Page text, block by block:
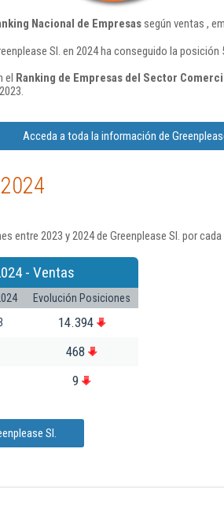
Nacional de Empresassegún ventas ,
Sl. en 2024 ha conseguido la
el Ranking de Empresas del Sector
Acceda a toda la información de
2023 y 2024 de Greenplease Sl. por
- Ventas
Evolución Posiciones
14.394
468
9
Sl.